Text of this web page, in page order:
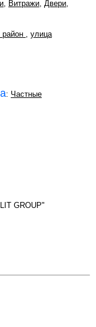
, Витражи, Двери,
район , улица
: Частные
GROUP"